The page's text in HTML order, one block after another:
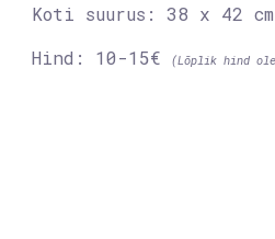
Koti suurus: 38 x 42 cm
Hind: 10-1 5€ (Lõplik hind